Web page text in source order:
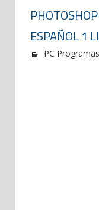
ESPAÑOL 1
PC Programas